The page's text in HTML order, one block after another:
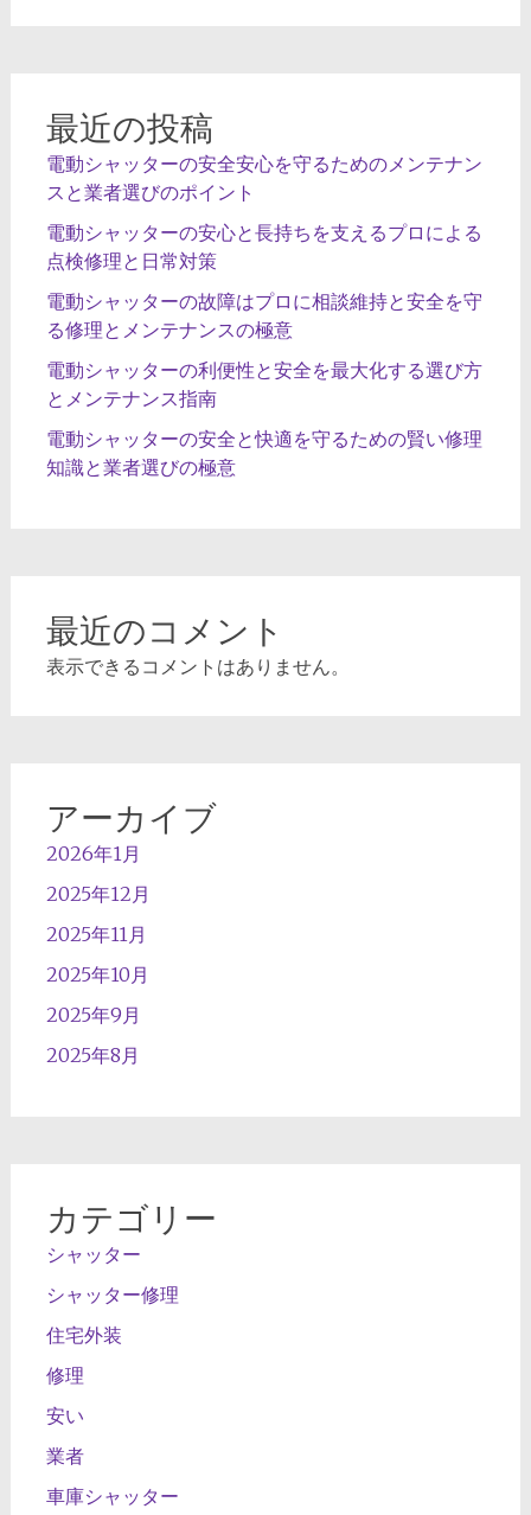
最近の投稿
電動シャッターの安全安心を守るためのメンテナン
スと業者選びのポイント
電動シャッターの安心と長持ちを支えるプロによる
点検修理と日常対策
電動シャッターの故障はプロに相談維持と安全を守
る修理とメンテナンスの極意
電動シャッターの利便性と安全を最大化する選び方
とメンテナンス指南
電動シャッターの安全と快適を守るための賢い修理
知識と業者選びの極意
最近のコメント
表示できるコメントはありません。
アーカイブ
2026年1月
2025年12月
2025年11月
2025年10月
2025年9月
2025年8月
カテゴリー
シャッター
シャッター修理
住宅外装
修理
安い
業者
車庫シャッター